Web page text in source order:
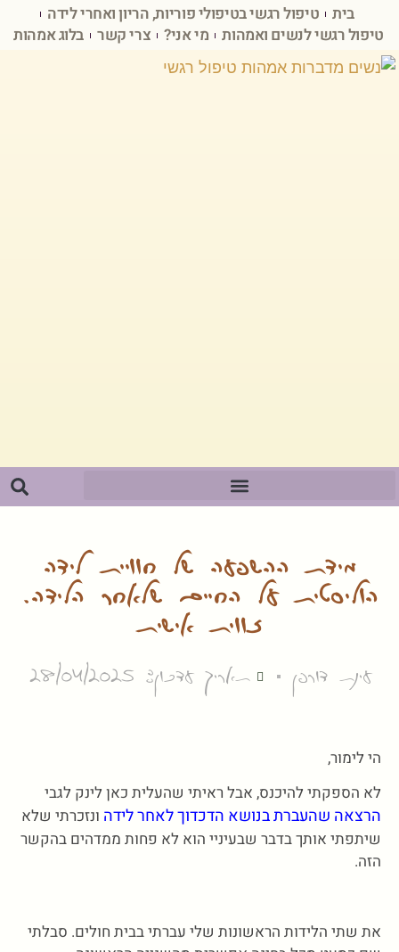
בית
טיפול רגשי בטיפולי פוריות, הריון ואחרי לידה
טיפול רגשי לנשים ואמהות
מי אני? צרי קשר בלוג אמהות
מידת ההשפעה של חוויית לידה
הוליסטית על החיים שלאחר הלידה.
זווית אישית
עינת דורפן תאריך עדכון: 28/04/2025
הי לימור,
לא הספקתי להיכנס, אבל ראיתי שהעלית כאן לינק לגבי
הרצאה שהעברת בנושא הדכדוך לאחר לידה ונזכרתי שלא
שיתפתי אותך בדבר שבעיניי הוא לא פחות ממדהים בהקשר
הזה.
את שתי הלידות הראשונות שלי עברתי בבית חולים. סבלתי